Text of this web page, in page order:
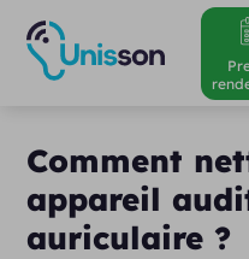
Comment
appareil
auriculaire ?